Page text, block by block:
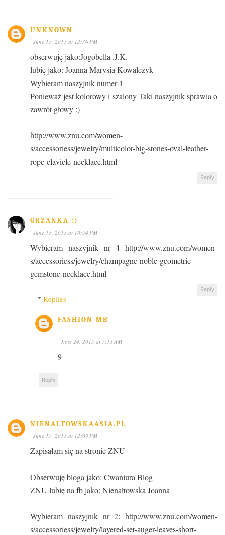
UNKNOWN
June 15, 2015 at 12:36 PM
obserwuję jako:Jogobella .J.K.
lubię jako: Joanna Marysia Kowalczyk
Wybieram naszyjnik numer 1
Ponieważ jest kolorowy i szalony Taki naszyjnik sprawia o
zawrót głowy :)
http://www.znu.com/women-
s/accessoriess/jewelry/multicolor-big-stones-oval-leather-
rope-clavicle-necklace.html
Reply
GRZANKA :)
June 15, 2015 at 10:54 PM
Wybieram naszyjnik nr 4 http://www.znu.com/women-
s/accessoriess/jewelry/champagne-noble-geometric-
gemstone-necklace.html
Reply
Replies
FASHION-MB
June 24, 2015 at 7:13 AM
9
Reply
NIENALTOWSKAASIA.PL
June 17, 2015 at 12:09 PM
Zapisałam się na stronie ZNU
Obserwuję bloga jako: Cwaniura Blog
ZNU lubię na fb jako: Nienałtowska Joanna
Wybieram naszyjnik nr 2: http://www.znu.com/women-
s/accessoriess/jewelry/layered-set-auger-leaves-short-